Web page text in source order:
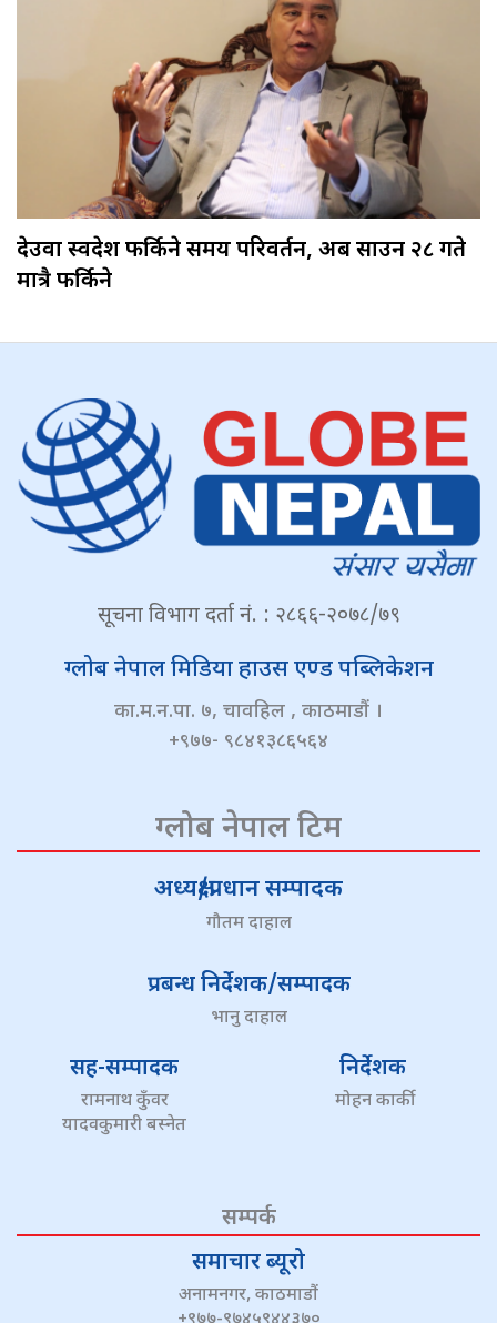
देउवा स्वदेश फर्किने समय परिवर्तन, अब साउन २८ गते
मात्रै फर्किने
सूचना विभाग दर्ता नं. : २८६६-२०७८/७९
ग्लोब नेपाल मिडिया हाउस एण्ड पब्लिकेशन
का.म.न.पा. ७, चावहिल , काठमाडौं ।
+९७७- ९८४१३८६५६४
ग्लोब नेपाल टिम
अध्यक्ष/प्रधान सम्पादक
गौतम दाहाल
प्रबन्ध निर्देशक/सम्पादक
भानु दाहाल
सह-सम्पादक
रामनाथ कुँवर
यादवकुमारी बस्नेत
निर्देशक
मोहन कार्की
सम्पर्क
समाचार ब्यूरो
अनामनगर, काठमाडौं